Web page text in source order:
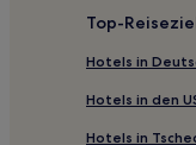
Hotels
Top-
Hotels in
Hotels in den
Hotels in